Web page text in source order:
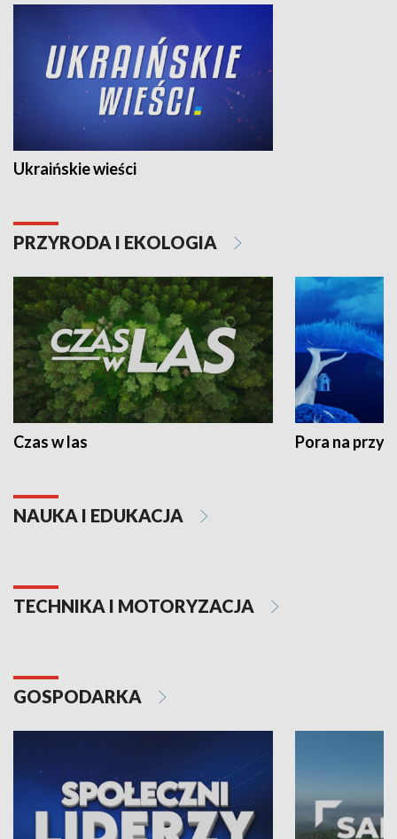
Ukraińskie wieści
PRZYRODA I EKOLOGIA
Czas w las Pora na
NAUKA I EDUKACJA
TECHNIKA I MOTORYZACJA
GOSPODARKA